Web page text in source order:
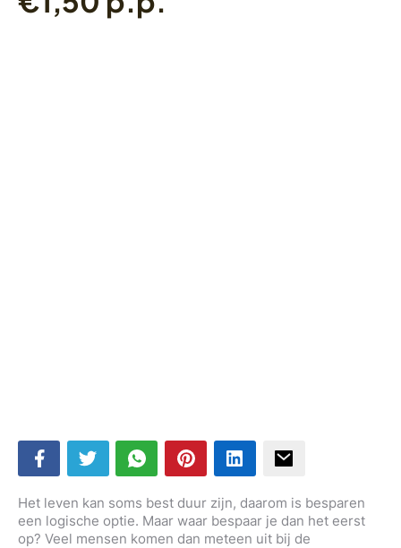
Het leven kan soms best duur zijn, daarom is besparen
een logische optie. Maar waar bespaar je dan het eerst
op? Veel mensen komen dan meteen uit bij de